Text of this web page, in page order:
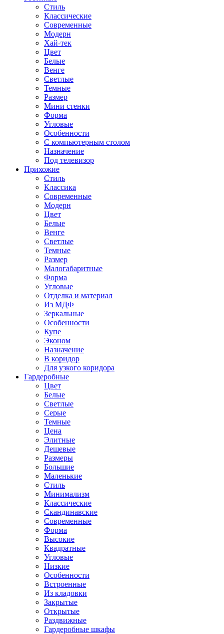
Стиль
Классические
Современные
Модерн
Хай-тек
Цвет
Белые
Венге
Светлые
Темные
Размер
Мини стенки
Форма
Угловые
Особенности
С компьютерным столом
Назначение
Под телевизор
Прихожие
Стиль
Классика
Современные
Модерн
Цвет
Белые
Венге
Светлые
Темные
Размер
Малогабаритные
Форма
Угловые
Отделка и материал
Из МДФ
Зеркальные
Особенности
Купе
Эконом
Назначение
В коридор
Для узкого коридора
Гардеробные
Цвет
Белые
Светлые
Серые
Темные
Цена
Элитные
Дешевые
Размеры
Большие
Маленькие
Стиль
Минимализм
Классические
Скандинавские
Современные
Форма
Высокие
Квадратные
Угловые
Низкие
Особенности
Встроенные
Из кладовки
Закрытые
Открытые
Раздвижные
Гардеробные шкафы